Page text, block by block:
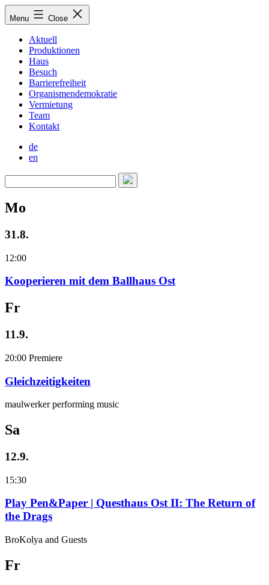
Skip
toMenu Close
Aktuell
Produktionen
Haus
Besuch
Barrierefreiheit
Organismendemokratie
Vermietung
Team
Kontakt
de
en
Mo
31.8.
12:00
Kooperieren mit dem Ballhaus Ost
Fr
11.9.
20:00 Premiere
Gleichzeitigkeiten
maulwerker performing music
Sa
12.9.
15:30
Play Pen&Paper | Questhaus Ost II: The Return of
the Drags
BroKolya and Guests
Fr